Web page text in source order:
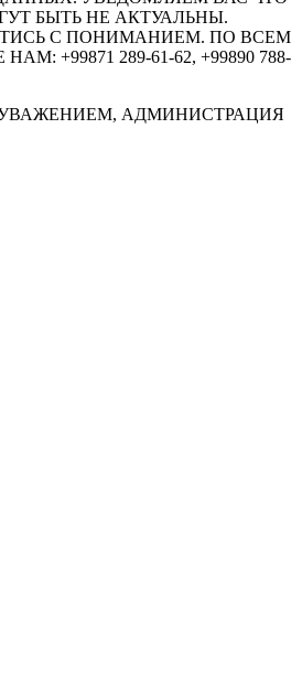
БЫТЬ НЕ АКТУАЛЬНЫ.
С ПОНИМАНИЕМ. ПО ВСЕМ
+99871 289-61-62, +99890 788-
АДМИНИСТРАЦИЯ